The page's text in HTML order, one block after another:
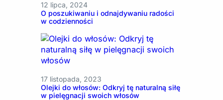
12 lipca, 2024
O poszukiwaniu i odnajdywaniu radości
w codzienności
17 listopada, 2023
Olejki do włosów: Odkryj tę naturalną siłę
w pielęgnacji swoich włosów